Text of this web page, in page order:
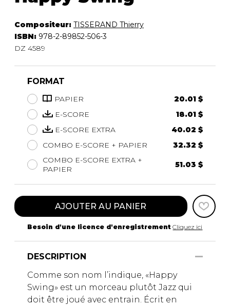
Compositeur: TISSERAND Thierry
ISBN: 978-2-89852-506-3
DZ 4589
FORMAT
PAPIER
20.01 $
E-SCORE
18.01 $
E-SCORE EXTRA
40.02 $
COMBO E-SCORE + PAPIER
32.32 $
COMBO E-SCORE EXTRA +
PAPIER
51.03 $
AJOUTER AU PANIER
Besoin d'une licence d'enregistrement Cliquez ici
DESCRIPTION
Comme son nom l’indique, «Happy
Swing» est un morceau plutôt Jazz qui
doit être joué avec entrain. Écrit en